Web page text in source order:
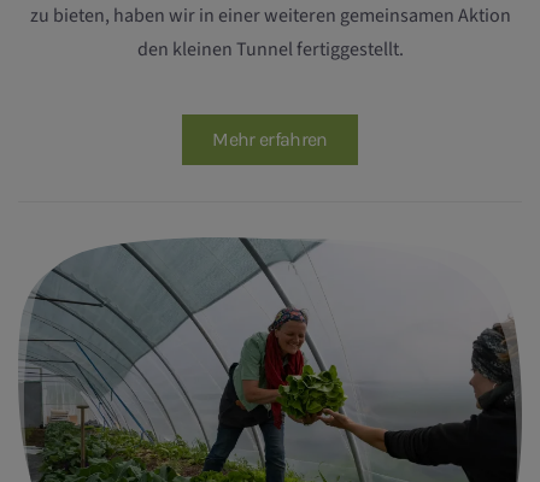
zu bieten, haben wir in einer weiteren gemeinsamen Aktion
den kleinen Tunnel fertiggestellt.
Mehr erfahren